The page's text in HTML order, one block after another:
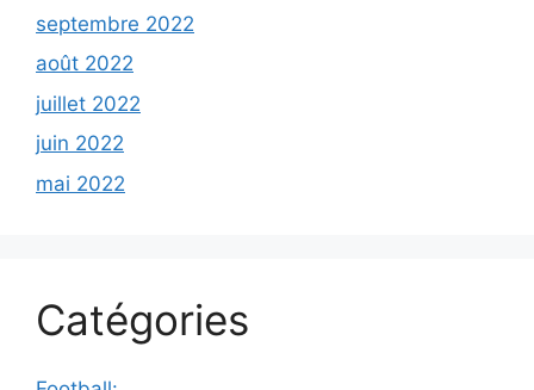
septembre 2022
août 2022
juillet 2022
juin 2022
mai 2022
Catégories